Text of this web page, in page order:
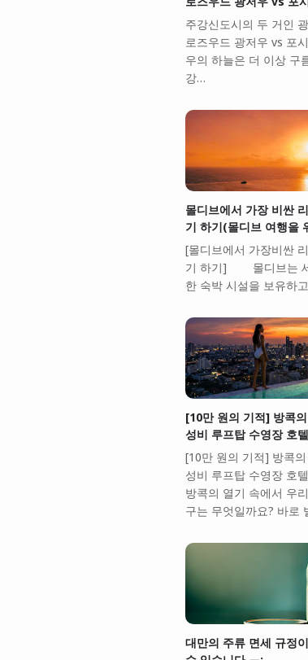
주강신도시의 두 거인
로즈우드 광저우 vs
우의 하늘은 더 이상 구
강…
몰디브에서 가장 비싼
기 하기(몰디브 여행을
[몰디브에서 가장비싼
기 하기] 몰디브는 세
한 숙박 시설을 보유하
[10만 원의 기적] 방콕
성비 루프탑 수영장 호
[10만 원의 기적] 방콕
성비 루프탑 수영장 호
방콕의 열기 속에서 우
구는 무엇일까요? 바로
대만의 주류 면세 규정